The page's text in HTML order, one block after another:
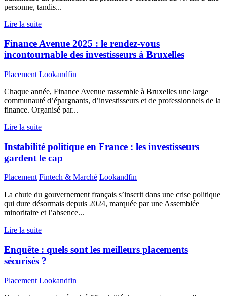
personne, tandis...
Lire la suite
Finance Avenue 2025 : le rendez-vous
incontournable des investisseurs à Bruxelles
Placement Lookandfin
Chaque année, Finance Avenue rassemble à Bruxelles une large
communauté d’épargnants, d’investisseurs et de professionnels de la
finance. Organisé par...
Lire la suite
Instabilité politique en France : les investisseurs
gardent le cap
Placement Fintech & Marché Lookandfin
La chute du gouvernement français s’inscrit dans une crise politique
qui dure désormais depuis 2024, marquée par une Assemblée
minoritaire et l’absence...
Lire la suite
Enquête : quels sont les meilleurs placements
sécurisés ?
Placement Lookandfin